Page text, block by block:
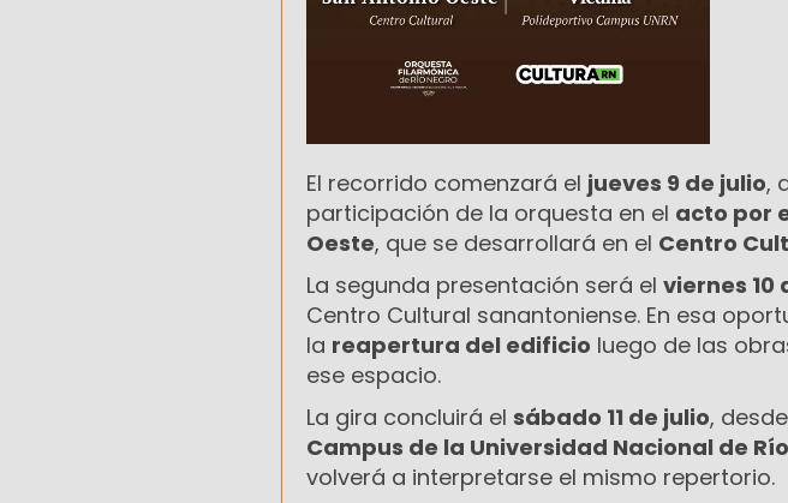
El recorrido comenzará el jueves 9 de julio,
participación de la orquesta en el acto por
Oeste, que se desarrollará en el Centro
La segunda presentación será el viernes 10
Centro Cultural sanantoniense. En esa
la reapertura del edificio luego de las
ese espacio.
La gira concluirá el sábado 11 de julio,
Campus de la Universidad Nacional de
volverá a interpretarse el mismo repertorio.